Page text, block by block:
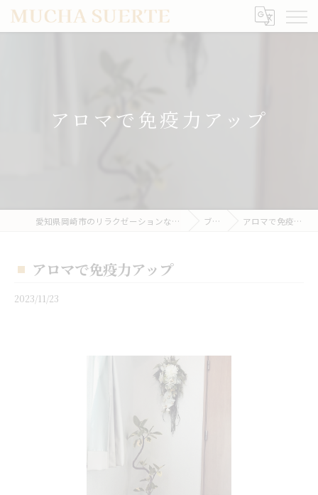
アロマで免疫力アップ
愛知県岡崎市のリラクゼーションならMUCHA SUERTE ブログ アロマで免疫力アップ
アロマで免疫力アップ
2023/11/23